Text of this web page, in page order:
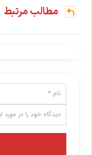
مطالب مرتبط